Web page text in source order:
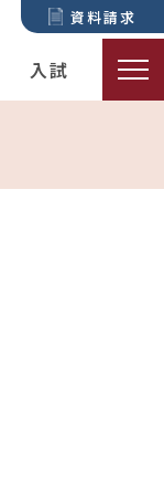
資料請求
入試